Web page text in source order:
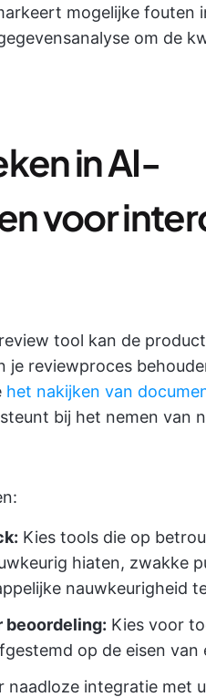
mogelijke fouten
om de
in AI-
voor
tool kan de
je reviewproces
het nakijken van
bij het nemen van
Kies tools die op
hiaten, zwakke
nauwkeurigheid
beoordeling: Kies voor
op de eisen
naadloze integratie met